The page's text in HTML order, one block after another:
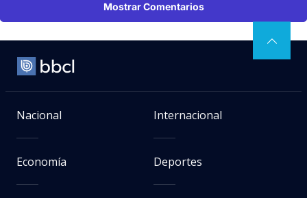
Mostrar Comentarios
Nacional Internacional
Economía Deportes